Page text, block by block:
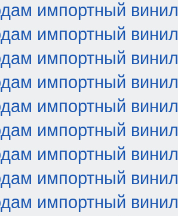
импортный винил
импортный винил
импортный винил
импортный винил
импортный винил
импортный винил
импортный винил
импортный винил
импортный винил